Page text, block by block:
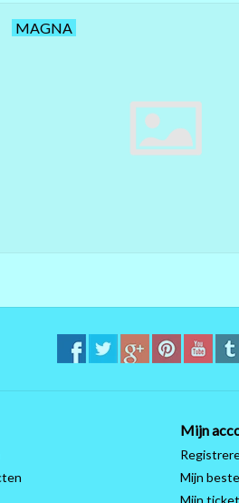
MAGNA
Mijn
Mijn
Mijn